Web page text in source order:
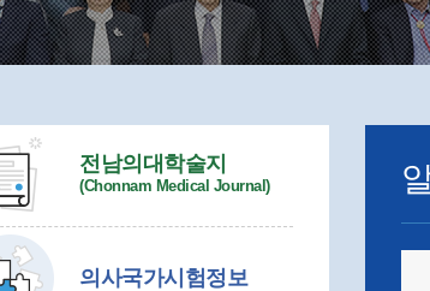
전남의대학술지
(Chonnam Medical Journal)
의사국가시험정보